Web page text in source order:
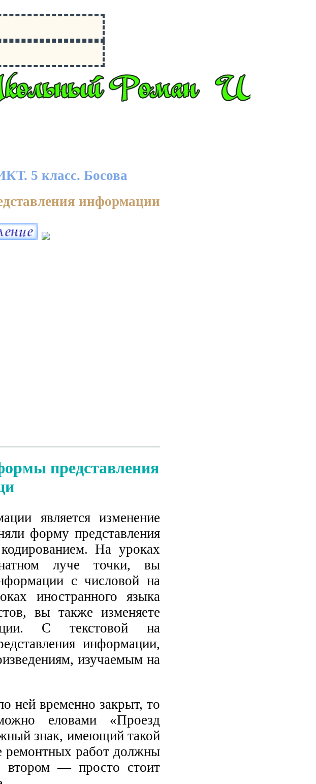
5 класс. Босова
информации
представления
является изменение
форму представления
На уроках
луче точки, вы
с числовой на
иностранного языка
вы также изменяете
С текстовой на
информации,
изучаемым на
ней временно закрыт, то
еловами «Проезд
знак, имеющий такой
ремонтных работ должны
— просто стоит